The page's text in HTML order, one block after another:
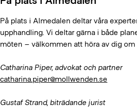
På plats i Almedalen deltar våra
upphandling. Vi deltar gärna i både
möten – välkommen att höra av dig om
Catharina Piper, advokat och partner
catharina.piper@mollwenden.se
Gustaf Strand, biträdande jurist